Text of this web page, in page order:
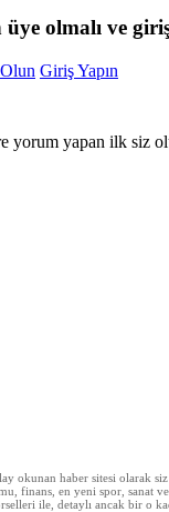
olmalı ve giriş
Giriş Yapın
yorum yapan ilk siz
okunan haber sitesi olarak siz
finans, en yeni spor, sanat
ile, detaylı ancak bir o